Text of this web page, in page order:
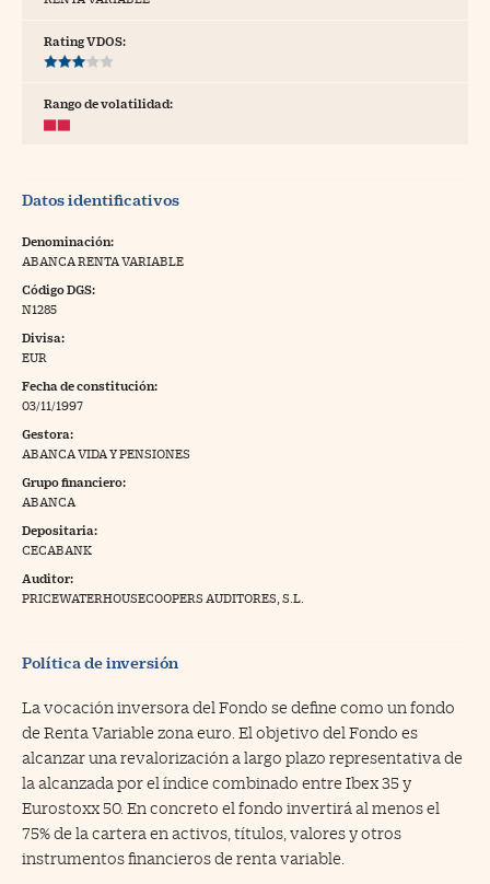
Pyme
a Cinco Días
Rating VDOS:
Rango de volatilidad:
Datos identificativos
Denominación:
ABANCA RENTA VARIABLE
Código DGS:
N1285
Divisa:
EUR
Fecha de constitución:
03/11/1997
Gestora:
ABANCA VIDA Y PENSIONES
Grupo financiero:
ABANCA
Depositaria:
CECABANK
Auditor:
PRICEWATERHOUSECOOPERS AUDITORES, S.L.
Política de inversión
La vocación inversora del Fondo se define como un fondo
de Renta Variable zona euro. El objetivo del Fondo es
alcanzar una revalorización a largo plazo representativa de
la alcanzada por el índice combinado entre Ibex 35 y
Eurostoxx 50. En concreto el fondo invertirá al menos el
75% de la cartera en activos, títulos, valores y otros
instrumentos financieros de renta variable.